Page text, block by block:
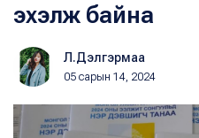
эхэлж байна
Л.Дэлгэрмаа
05 сарын 14, 2024